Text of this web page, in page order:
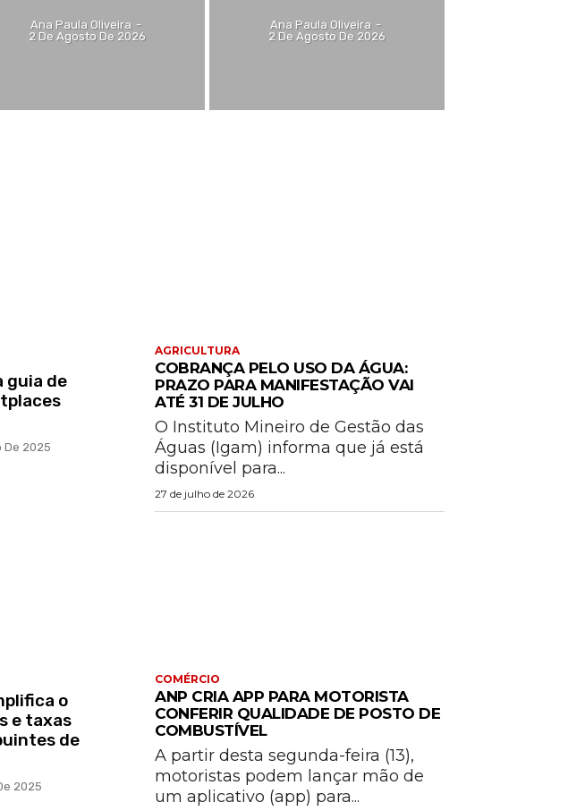
Ana Paula Oliveira -
2 De Agosto De 2026
Ana Paula Oliveira -
2 De Agosto De 2026
guia de
De 2025
o
e taxas
de
2025
AGRICULTURA
COBRANÇA PELO USO DA ÁGUA:
PRAZO PARA MANIFESTAÇÃO VAI
ATÉ 31 DE JULHO
O Instituto Mineiro de Gestão das
Águas (Igam) informa que já está
disponível para...
27 de julho de 2026
COMÉRCIO
ANP CRIA APP PARA MOTORISTA
CONFERIR QUALIDADE DE POSTO DE
COMBUSTÍVEL
A partir desta segunda-feira (13),
motoristas podem lançar mão de
um aplicativo (app) para...